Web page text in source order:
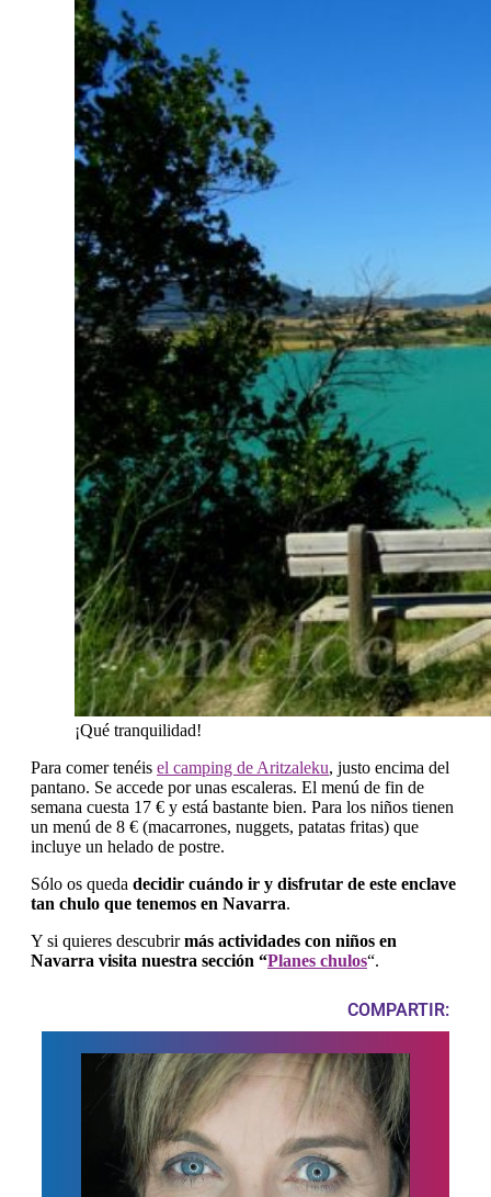
¡Qué tranquilidad!
Para comer tenéis el camping de Aritzaleku, justo encima del
pantano. Se accede por unas escaleras. El menú de fin de
semana cuesta 17 € y está bastante bien. Para los niños tienen
un menú de 8 € (macarrones, nuggets, patatas fritas) que
incluye un helado de postre.
Sólo os queda decidir cuándo ir y disfrutar de este enclave
tan chulo que tenemos en Navarra.
Y si quieres descubrirmás actividades con niños en
Navarra visita nuestra sección “Planes chulos“.
COMPARTIR: